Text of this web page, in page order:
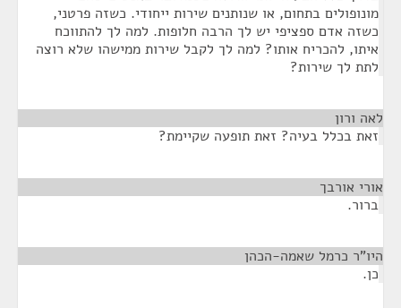
מונופולים בתחום, או שנותנים שירות ייחודי. כשזה פרטני,
כשזה אדם ספציפי יש לך הרבה חלופות. למה לך להתווכח
איתו, להכריח אותו? למה לך לקבל שירות ממישהו שלא רוצה
לתת לך שירות?
לאה ורון
זאת בכלל בעיה? זאת תופעה שקיימת?
אורי אורבך
ברור.
היו"ר כרמל שאמה-הכהן
כן.